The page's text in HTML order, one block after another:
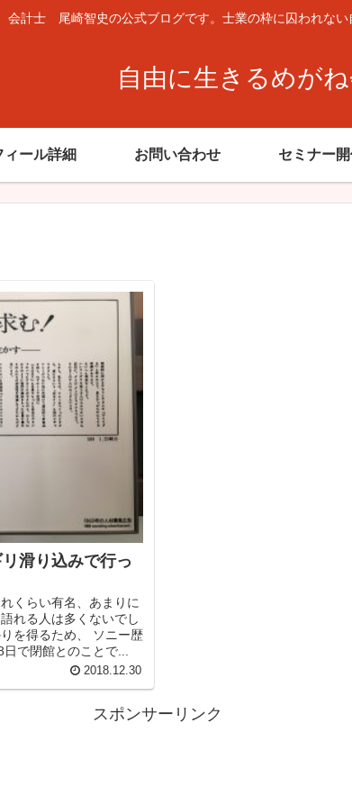
会計士 尾崎智史の公式ブログです。士業の枠に囚われない
自由に生きるめが
ィール詳細 お問い合わせ セミナー
滑り込みで行っ
くらい有名、あまりに
れる人は多くないでし
を得るため、 ソニー歴
で閉館とのことで...
2018.12.30
スポンサーリンク